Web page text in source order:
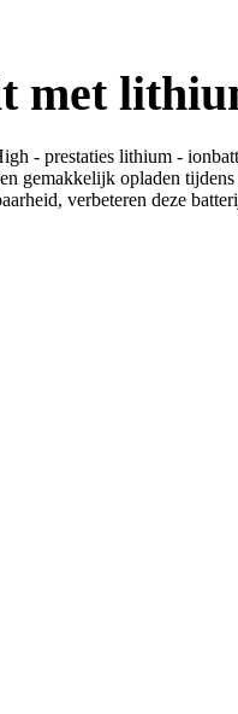
met
- prestaties lithium -
gemakkelijk opladen
verbeteren deze